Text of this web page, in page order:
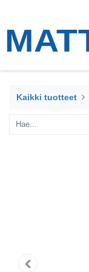
Kaikki tuotteet